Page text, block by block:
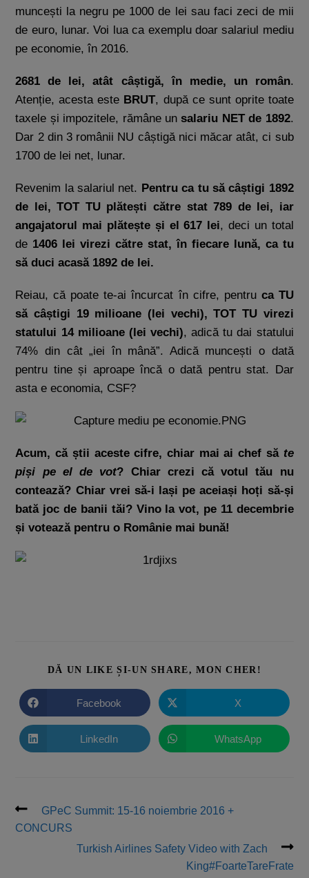
muncești la negru pe 1000 de lei sau faci zeci de mii
de euro, lunar. Voi lua ca exemplu doar salariul mediu
pe economie, în 2016.
2681 de lei, atât câștigă, în medie, un român.
Atenție, acesta este BRUT, după ce sunt oprite toate
taxele și impozitele, rămâne unsalariu NET de 1892.
Dar 2 din 3 românii NU câștigă nici măcar atât, ci sub
1700 de lei net, lunar.
Revenim la salariul net. Pentru ca tu să câștigi 1892
de lei, TOT TU plătești către stat 789 de lei, iar
angajatorul mai plătește și el 617 lei, deci un total
de 1406 lei virezi către stat, în fiecare lună, ca tu
să duci acasă 1892 de lei.
Reiau, că poate te-ai încurcat în cifre, pentru ca TU
să câștigi 19 milioane (lei vechi), TOT TU virezi
statului 14 milioane (lei vechi), adică tu dai statului
74% din cât „iei în mână”. Adică muncești o dată
pentru tine și aproape încă o dată pentru stat. Dar
asta e economia, CSF?
Acum, că știi aceste cifre, chiar mai ai chef să te
piși pe el de vot? Chiar crezi că votul tău nu
contează? Chiar vrei să-i lași pe aceiași hoți să-și
bată joc de banii tăi? Vino la vot, pe 11 decembrie
și votează pentru o Românie mai bună!
DĂ UN LIKE ȘI-UN SHARE, MON CHER!
Facebook X
LinkedIn WhatsApp
GPeC Summit: 15-16 noiembrie 2016 +
CONCURS
Turkish Airlines Safety Video with Zach
King#FoarteTareFrate